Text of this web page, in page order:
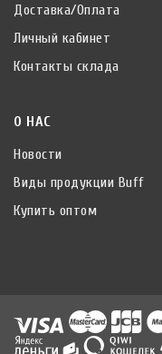
Доставка/Оплата
Личный кабинет
Контакты склада
О НАС
Новости
Виды продукции Buff
Купить оптом